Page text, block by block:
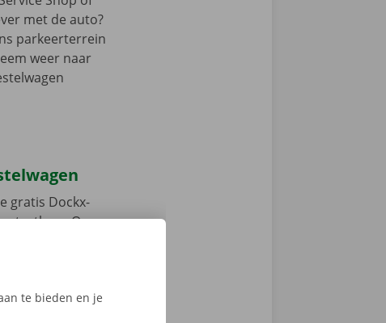
met de auto?
parkeerterrein
weer naar
gratis Dockx-
Open
te bieden en je